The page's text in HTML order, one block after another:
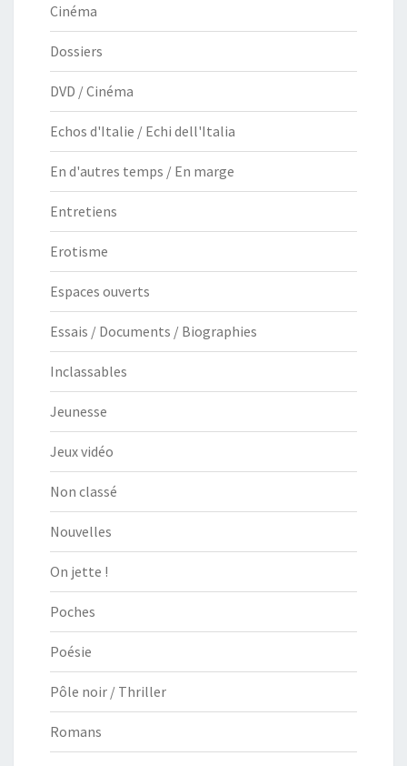
Cinéma
Dossiers
DVD / Cinéma
Echos d'Italie / Echi dell'Italia
En d'autres temps / En marge
Entretiens
Erotisme
Espaces ouverts
Essais / Documents / Biographies
Inclassables
Jeunesse
Jeux vidéo
Non classé
Nouvelles
On jette !
Poches
Poésie
Pôle noir / Thriller
Romans